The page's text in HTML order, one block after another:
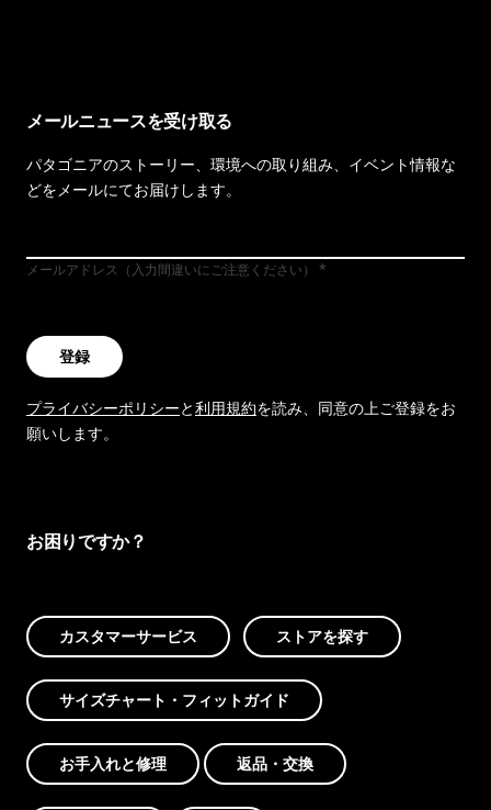
メールニュースを受け取る
パタゴニアのストーリー、環境への取り組み、イベント情報な
どをメールにてお届けします。
メールアドレス（入力間違いにご注意ください）
登録
プライバシーポリシーと利用規約を読み、同意の上ご登録をお
願いします。
お困りですか？
カスタマーサービス ストアを探す
サイズチャート・フィットガイド
お手入れと修理 返品・交換